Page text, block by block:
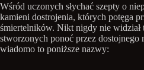
Wśród uczonych słychać szepty o
kamieni dostrojenia, których potęga
śmiertelników. Nikt nigdy nie
stworzonych ponoć przez dostojnego
wiadomo to poniższe nazwy: